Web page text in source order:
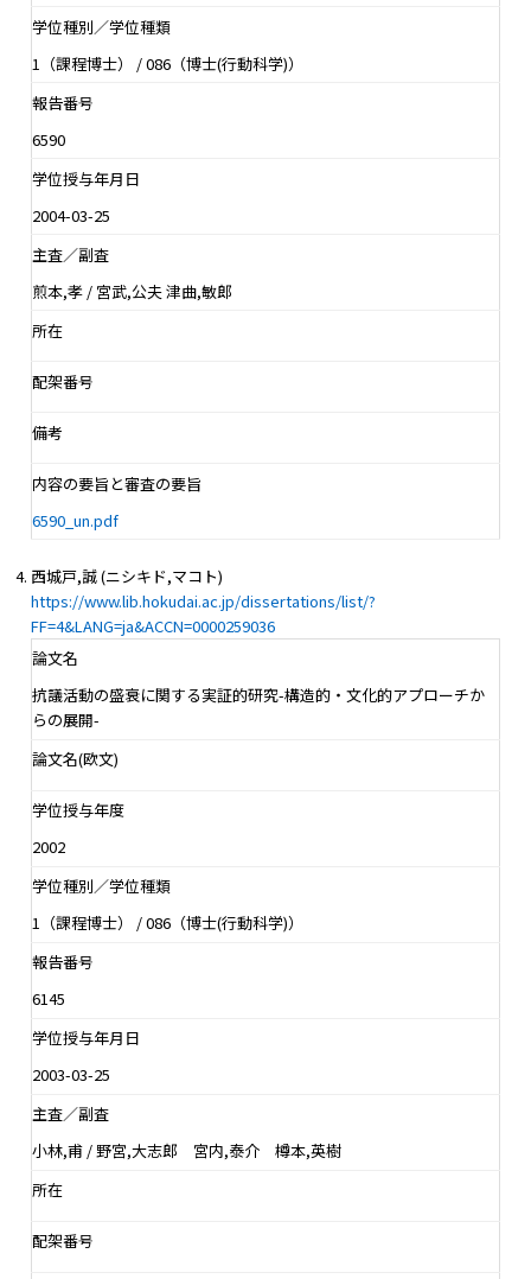
学位種別／学位種類
1（課程博士） / 086（博士(行動科学)）
報告番号
6590
学位授与年月日
2004-03-25
主査／副査
煎本,孝 / 宮武,公夫 津曲,敏郎
所在
配架番号
備考
内容の要旨と審査の要旨
6590_un.pdf
西城戸,誠 (ニシキド,マコト)
https://www.lib.hokudai.ac.jp/dissertations/list/?
FF=4&LANG=ja&ACCN=0000259036
論文名
抗議活動の盛衰に関する実証的研究-構造的・文化的アプローチか
らの展開-
論文名(欧文)
学位授与年度
2002
学位種別／学位種類
1（課程博士） / 086（博士(行動科学)）
報告番号
6145
学位授与年月日
2003-03-25
主査／副査
小林,甫 / 野宮,大志郎 宮内,泰介 樽本,英樹
所在
配架番号